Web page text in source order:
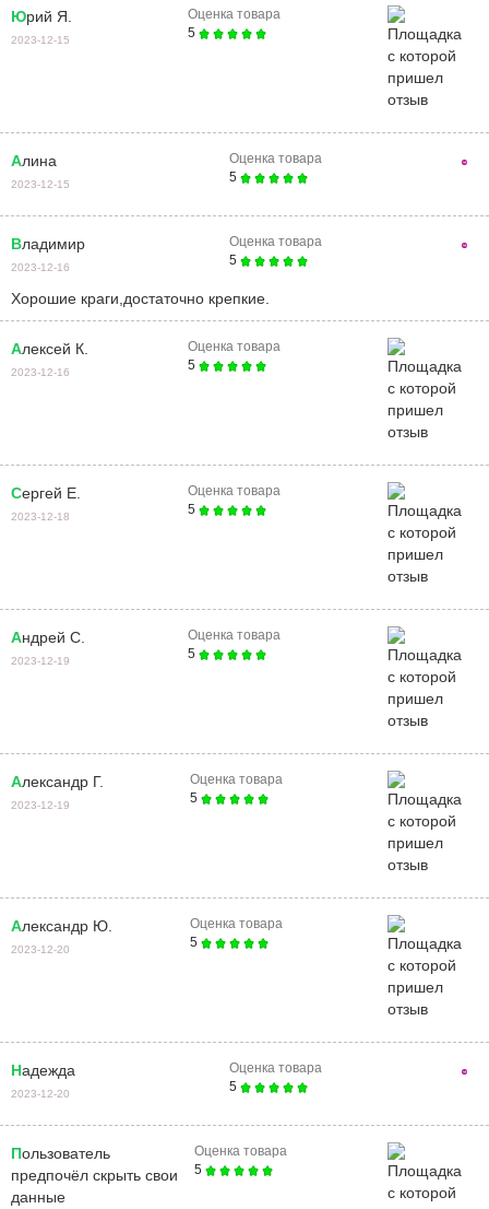
Юрий Я.
2023-12-15
Оценка товара
5
Алина
2023-12-15
Оценка товара
5
Владимир
2023-12-16
Оценка товара
5
Хорошие краги,достаточно крепкие.
Алексей К.
2023-12-16
Оценка товара
5
Сергей Е.
2023-12-18
Оценка товара
5
Андрей С.
2023-12-19
Оценка товара
5
Александр Г.
2023-12-19
Оценка товара
5
Александр Ю.
2023-12-20
Оценка товара
5
Надежда
2023-12-20
Оценка товара
5
Пользователь
предпочёл скрыть свои
данные
Оценка товара
5